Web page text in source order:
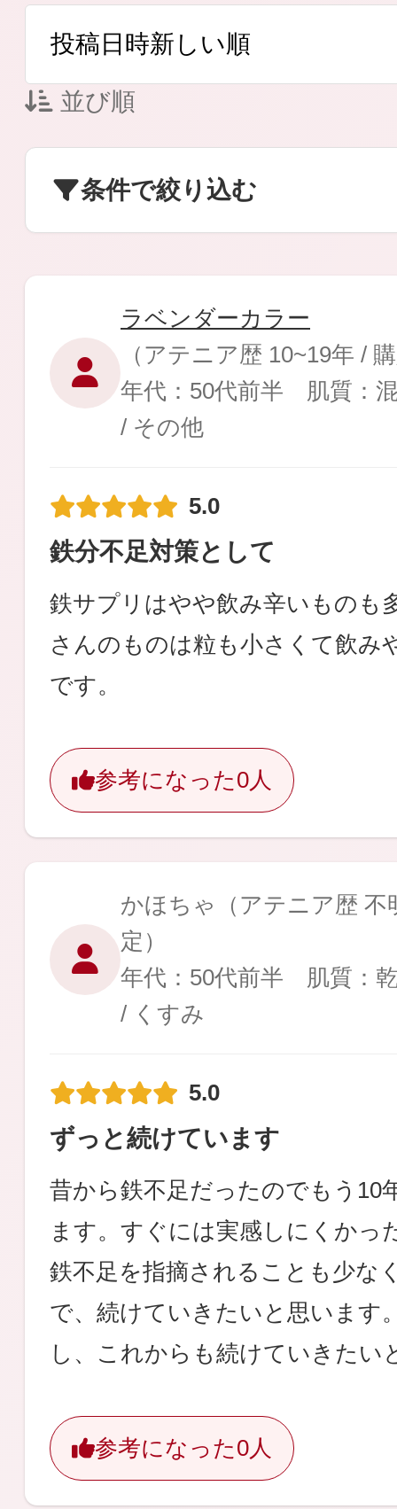
メイクアップ
ファッション
ギフト
ご利用ガイド
よくあるご質問
並び順
条件で絞り込む
ラベンダーカラー
（アテニア歴 10~19年 /
年代：50代前半 肌質：
/ その他
5.0
鉄分不足対策として
鉄サプリはやや飲み辛いものも
さんのものは粒も小さくて飲み
です。
参考になった0人
かほちゃ
（アテニア歴
定）
年代：50代前半 肌質：
/ くすみ
5.0
ずっと続けています
昔から鉄不足だったのでもう10
ます。すぐには実感しにくかっ
鉄不足を指摘されることも少な
で、続けていきたいと思います
し、これからも続けていきたい
参考になった0人